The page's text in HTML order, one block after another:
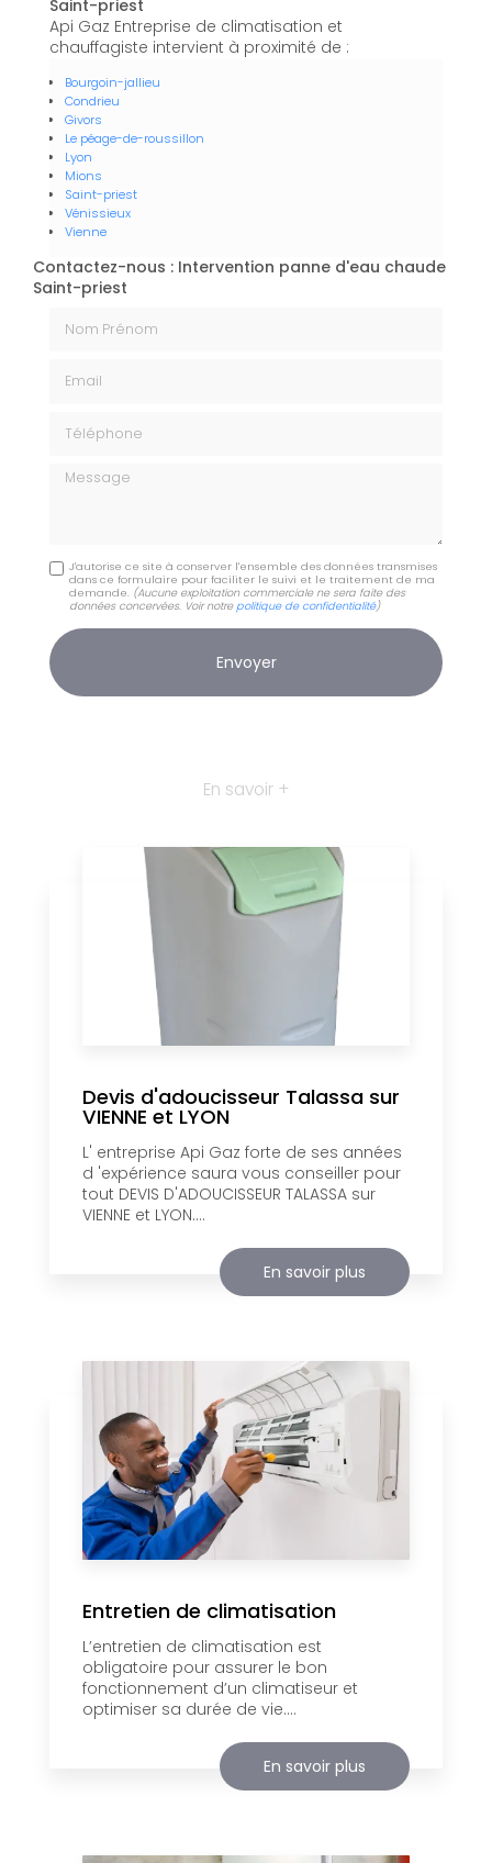
Saint-priest
Api Gaz Entreprise de climatisation et
chauffagiste intervient à proximité de :
Bourgoin-jallieu
Condrieu
Givors
Le péage-de-roussillon
Lyon
Mions
Saint-priest
Vénissieux
Vienne
Contactez-nous : Intervention panne d'eau chaude
Saint-priest
Message
J'autorise ce site à conserver l'ensemble des données transmises
dans ce formulaire pour faciliter le suivi et le traitement de ma
demande. (Aucune exploitation commerciale ne sera faite des
données concervées. Voir notrepolitique de confidentialité)
En savoir +
Devis d'adoucisseur Talassa sur
VIENNE et LYON
L' entreprise Api Gaz forte de ses années
d 'expérience saura vous conseiller pour
tout DEVIS D'ADOUCISSEUR TALASSA sur
VIENNE et LYON....
En savoir plus
Entretien de climatisation
L’entretien de climatisation est
obligatoire pour assurer le bon
fonctionnement d’un climatiseur et
optimiser sa durée de vie....
En savoir plus